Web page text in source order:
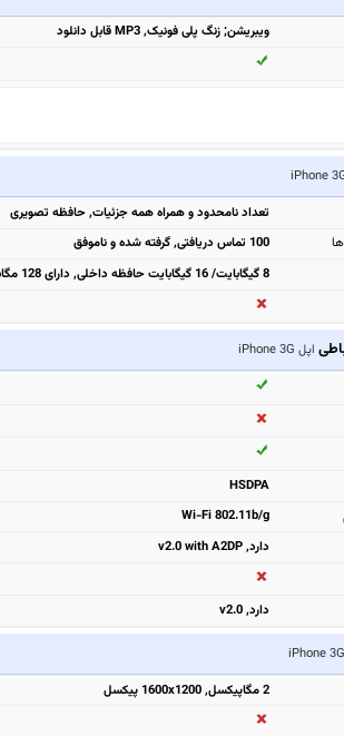
ویبریشن; زنگ پلی فونیک, MP3 قابل دانلود
تعداد نامحدود و همراه همه جزئیات, حافظه تصویری
100 تماس دریافتی, گرفته شده و ناموفق
8 گیگابایت/ 16 گیگابایت حافظه داخلی, دارای 128 مگابایت RAM
اپل iPhone 3G
HSDPA
Wi-Fi 802.11b/g
دارد, v2.0 with A2DP
دارد, v2.0
2 مگاپیکسل, 1600x1200 پیکسل